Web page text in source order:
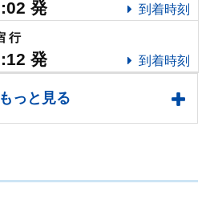
もっと見る